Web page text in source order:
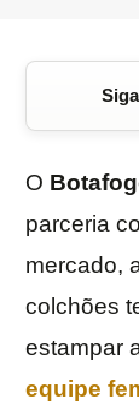
O
parceria
mercado,
colchões
estampar
equipe